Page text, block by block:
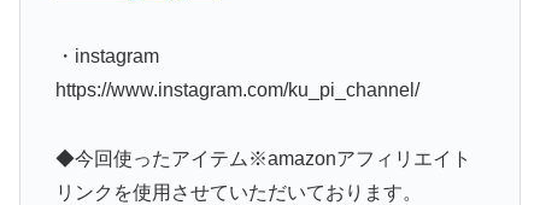
・instagram
https://www.instagram.com/ku_pi_channel/
◆今回使ったアイテム※amazonアフィリエイト
リンクを使用させていただいております。